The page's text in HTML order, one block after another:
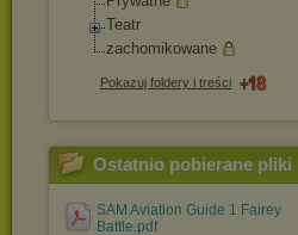
Teatr
zachomikowane
Pokazuj foldery i treści
Ostatnio pobierane pliki
SAM Aviation Guide 1 Fairey
Battle.pdf